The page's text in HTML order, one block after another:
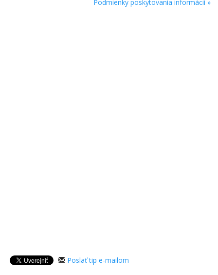
Podmienky poskytovania informácií »
Poslať tip e-mailom